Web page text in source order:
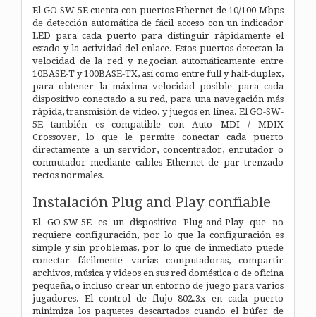
El GO-SW-5E cuenta con puertos Ethernet de 10/100 Mbps
de detección automática de fácil acceso con un indicador
LED para cada puerto para distinguir rápidamente el
estado y la actividad del enlace. Estos puertos detectan la
velocidad de la red y negocian automáticamente entre
10BASE-T y 100BASE-TX, así como entre full y half-duplex,
para obtener la máxima velocidad posible para cada
dispositivo conectado a su red, para una navegación más
rápida, transmisión de video. y juegos en línea. El GO-SW-
5E también es compatible con Auto MDI / MDIX
Crossover, lo que le permite conectar cada puerto
directamente a un servidor, concentrador, enrutador o
conmutador mediante cables Ethernet de par trenzado
rectos normales.
Instalación Plug and Play confiable
El GO-SW-5E es un dispositivo Plug-and-Play que no
requiere configuración, por lo que la configuración es
simple y sin problemas, por lo que de inmediato puede
conectar fácilmente varias computadoras, compartir
archivos, música y videos en sus red doméstica o de oficina
pequeña, o incluso crear un entorno de juego para varios
jugadores. El control de flujo 802.3x en cada puerto
minimiza los paquetes descartados cuando el búfer de